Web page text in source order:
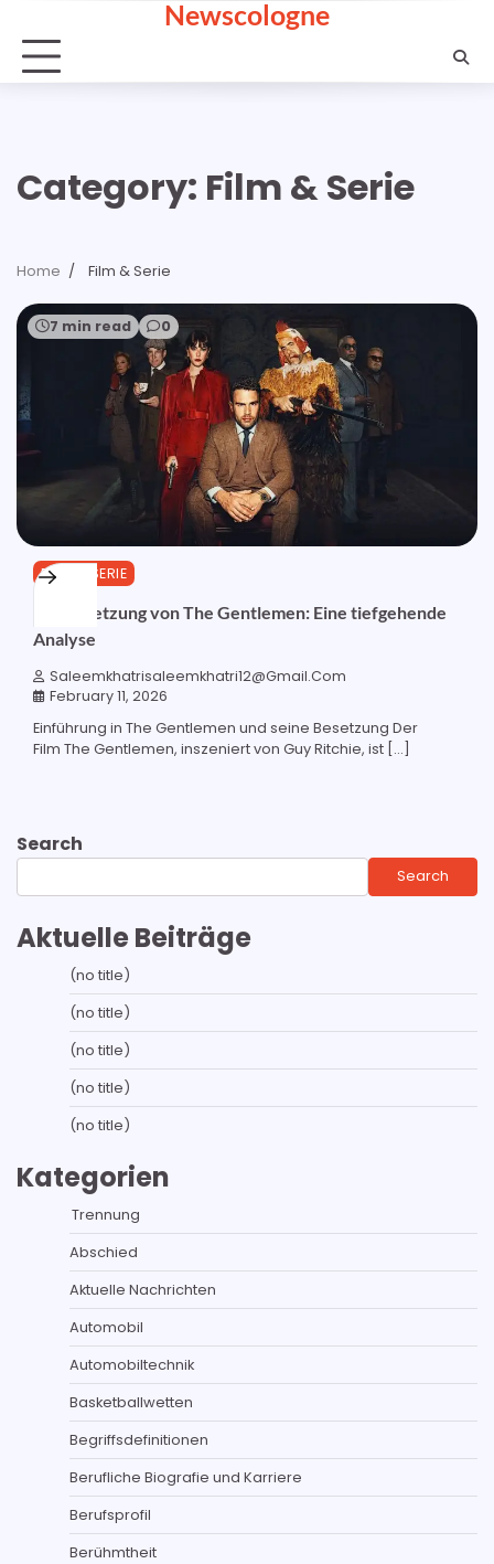
content
Newscologne
Category: Film & Serie
Home Film & Serie
7 min read 0
FILM & SERIE
Die Besetzung von The Gentlemen: Eine tiefgehende
Analyse
Saleemkhatrisaleemkhatri12@gmail.com
February 11, 2026
Einführung in The Gentlemen und seine Besetzung Der
Film The Gentlemen, inszeniert von Guy Ritchie, ist […]
Search
Search
Aktuelle Beiträge
(no title)
(no title)
(no title)
(no title)
(no title)
Kategorien
Trennung
Abschied
Aktuelle Nachrichten
Automobil
Automobiltechnik
Basketballwetten
Begriffsdefinitionen
Berufliche Biografie und Karriere
Berufsprofil
Berühmtheit